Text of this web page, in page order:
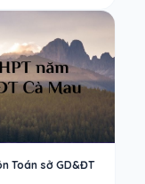
Toán sở GD&ĐT